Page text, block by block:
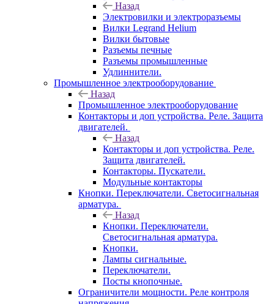
Назад
Электровилки и электроразъемы
Вилки Legrand Helium
Вилки бытовые
Разъемы печные
Разъемы промышленные
Удлиннители.
Промышленное электрооборудование
Назад
Промышленное электрооборудование
Контакторы и доп устройства. Реле. Защита
двигателей.
Назад
Контакторы и доп устройства. Реле.
Защита двигателей.
Контакторы. Пускатели.
Модульные контакторы
Кнопки. Переключатели. Светосигнальная
арматура.
Назад
Кнопки. Переключатели.
Светосигнальная арматура.
Кнопки.
Лампы сигнальные.
Переключатели.
Посты кнопочные.
Ограничители мощности. Реле контроля